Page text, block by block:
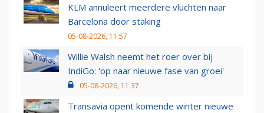
KLM annuleert meerdere vluchten naar
Barcelona door staking
05-08-2026, 11:57
Willie Walsh neemt het roer over bij
IndiGo: 'op naar nieuwe fase van groei'
05-08-2026, 11:37
Transavia opent komende winter nieuwe